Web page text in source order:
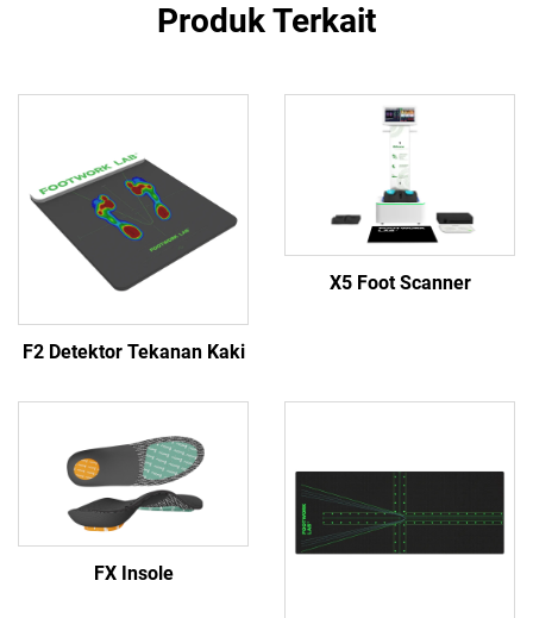
Produk Terkait
F2 Detektor Tekanan Kaki
X5 Foot Scanner
FX Insole